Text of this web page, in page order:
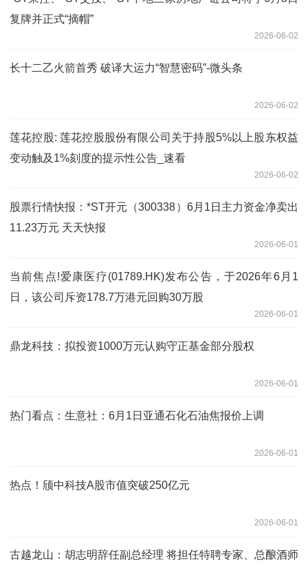
复牌并正式“摘帽”
2026-06-02
长十二乙火箭首秀 破译大运力“智慧密码”-微头条
2026-06-02
莲花控股: 莲花控股股份有限公司关于持股5%以上股东权益
变动触及1%刻度的提示性公告_速看
2026-06-02
股票行情快报：*ST开元（300338）6月1日主力资金净卖出
11.23万元 天天快报
2026-06-01
当前焦点!爱康医疗(01789.HK)发布公告，于2026年6月1
日，该公司斥资178.7万港元回购30万股
2026-06-01
鼎龙科技：拟投资1000万元认购守正基金部分股权
2026-06-01
热门看点：生意社：6月1日亚通石化石油焦报价上调
2026-06-01
热点！颀中科技A股市值突破250亿元
2026-06-01
古越龙山：胡志明辞任副总经理 将担任特聘专家、总酿酒师